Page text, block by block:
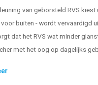
van geborsteld RVS
buiten - wordt vervaardigd
dat het RVS wat minder
met het oog op dagelijks